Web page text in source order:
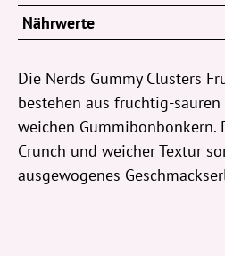
Nährwerte
Die Nerds Gummy Clusters
bestehen aus fruchtig-
weichen Gummibonbonkern.
Crunch und weicher Textur
ausgewogenes